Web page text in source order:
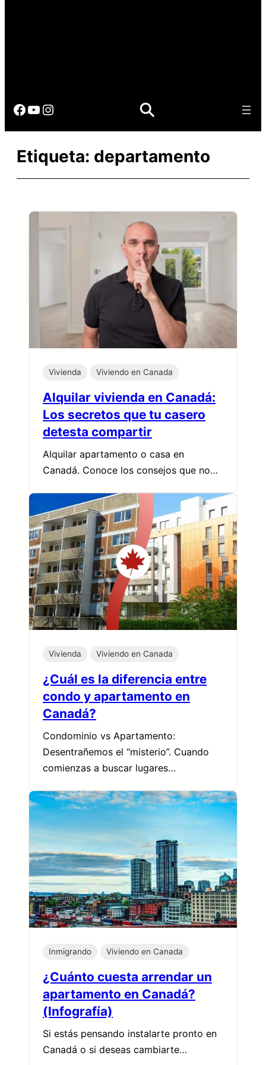
Facebook
YouTube
Instagram
Etiqueta: departamento
Vivienda Viviendo en Canada
Alquilar vivienda en Canadá:
Los secretos que tu casero
detesta compartir
Alquilar apartamento o casa en
Canadá. Conoce los consejos que no…
Vivienda Viviendo en Canada
¿Cuál es la diferencia entre
condo y apartamento en
Canadá?
Condominio vs Apartamento:
Desentrañemos el “misterio”. Cuando
comienzas a buscar lugares…
Inmigrando Viviendo en Canada
¿Cuánto cuesta arrendar un
apartamento en Canadá?
(Infografía)
Si estás pensando instalarte pronto en
Canadá o si deseas cambiarte…